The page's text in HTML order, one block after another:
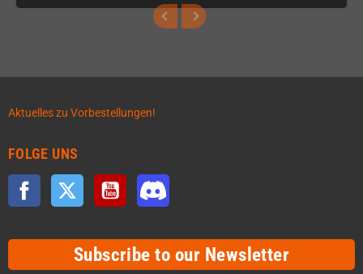
Aktuelles zu Vorbestellungen!
FOLGE UNS
Facebook Twitter YouTube
Subscribe to our Newsletter